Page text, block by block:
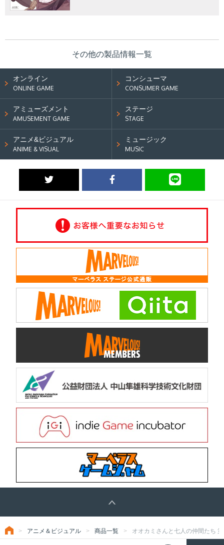
その他の製品情報一覧
オンライン
ONLINE GAME
コンシューマ
CONSUMER GAME
アミューズメント
AMUSEMENT GAME
ステージ
STAGE
アニメ&ビジュアル
ANIME & VISUAL
ミュージック
MUSIC
アニメ＆ビジュアル 商品一覧 オオカミさんと七人の仲間たち